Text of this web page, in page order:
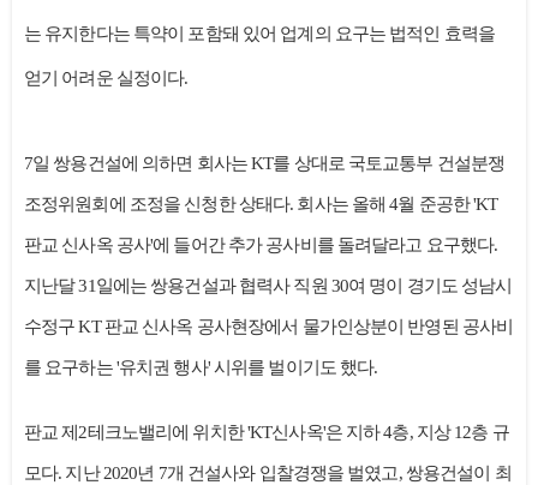
는 유지한다는 특약이 포함돼 있어 업계의 요구는 법적인 효력을
얻기 어려운 실정이다.
7일 쌍용건설에 의하면 회사는 KT를 상대로 국토교통부 건설분쟁
조정위원회에 조정을 신청한 상태다. 회사는 올해 4월 준공한 'KT
판교 신사옥 공사'에 들어간 추가 공사비를 돌려달라고 요구했다.
지난달 31일에는 쌍용건설과 협력사 직원 30여 명이 경기도 성남시
수정구 KT 판교 신사옥 공사현장에서 물가인상분이 반영된 공사비
를 요구하는 '유치권 행사' 시위를 벌이기도 했다.
판교 제2테크노밸리에 위치한 'KT신사옥'은 지하 4층, 지상 12층 규
모다. 지난 2020년 7개 건설사와 입찰경쟁을 벌였고, 쌍용건설이 최